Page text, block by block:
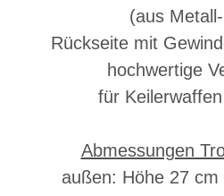
(aus
Rückseite mit
hochwertige
für
Abmessungen
außen: Höhe 27